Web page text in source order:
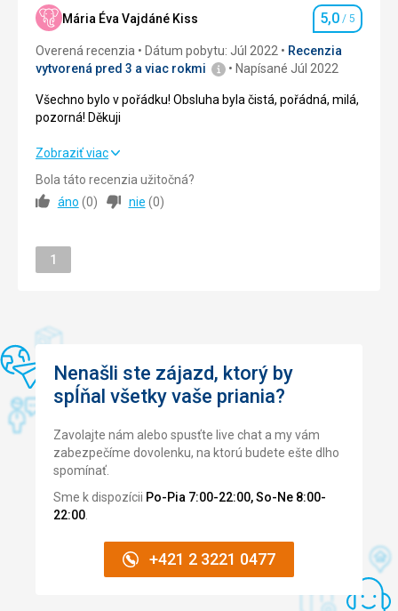
Okolie 5,0/ 5
Služby 5,0
Cena 5,0/ 5
Pláž
Pláž hned vedle hotelu. Oblázková. Dostatek lehátek a
matrací.
Ubytovanie
Malý, klidný hotel. Můžete si odpočinout.
Google Translate
Mária Éva Vajdáné Kiss Hodnotenie
5,0 / 5
Overená recenzia Dátum pobytu: Júl 2022
Recenzia
vytvorená pred 3 a viac rokmi
Napísané Júl 2022
Všechno bylo v pořádku! Obsluha byla čistá, pořádná, milá,
pozorná! Děkuji
Všechno bylo v pořádku! Obsluha byla čistá, pořádná, milá,
Strava
Okolie
Cena
Pláž
maximální možné míře uklizené a čisté, ale když ráno
chlap viděl, že jdeme na pláž, přiběhl a měl o den
postaráno! Byli jsme velmi spokojeni! Děkuji!
Strava
Všechno bylo bohaté!
Čistá organizace!
Zobraziť viac
Bola táto recenzia užitočná?
áno (0) nie (0)
Stránka
1
Nenašli ste zájazd, ktorý by
spĺňal všetky vaše priania?
Zavolajte nám alebo spusťte live chat a my vám
zabezpečíme dovolenku, na ktorú budete ešte dlho
spomínať.
Sme k dispozícii Po-Pia 7:00-22:00, So-Ne 8:00-
22:00
+421 2 3221 0477